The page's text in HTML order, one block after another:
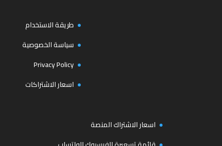
طريقة الاستخدام
سياسة الخصوصية
Privacy Policy
اسعار الاشتراكات
اسعار الاشتراك المنصة